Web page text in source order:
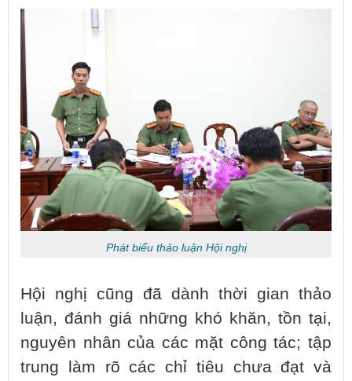
Phát biểu thảo luận Hội nghị
Hội nghị cũng đã dành thời gian thảo
luận, đánh giá những khó khăn, tồn tại,
nguyên nhân của các mặt công tác; tập
trung làm rõ các chỉ tiêu chưa đạt và